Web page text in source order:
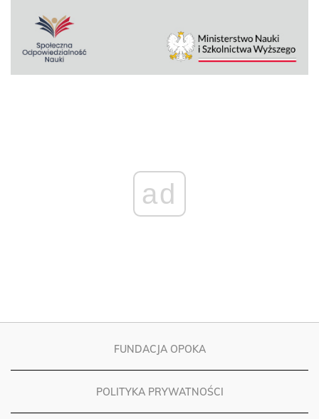
ad
FUNDACJA OPOKA
POLITYKA PRYWATNOŚCI